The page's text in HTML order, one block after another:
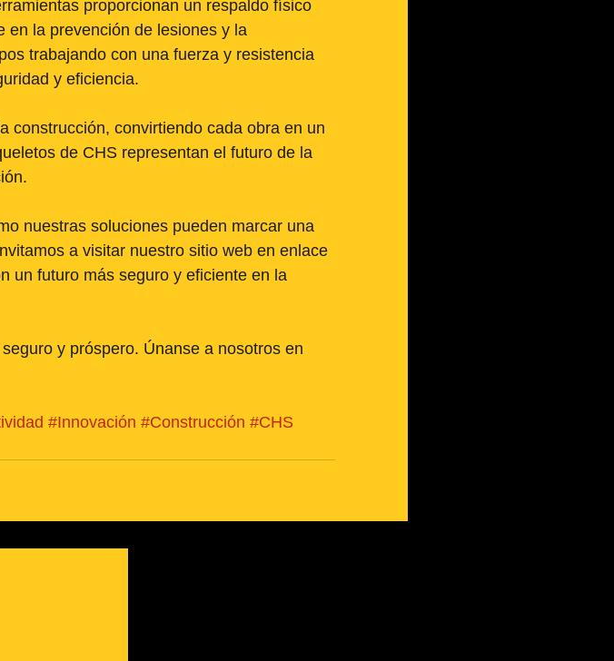
proporcionan un respaldo físico
en la prevención de lesiones y la
trabajando con una fuerza y resistencia
y eficiencia.
construcción, convirtiendo cada obra en un
de CHS representan el futuro de la
nuestras soluciones pueden marcar una
a visitar nuestro sitio web en enlace
un futuro más seguro y eficiente en la
y próspero. Únanse a nosotros en
#Innovación #Construcción #CHS